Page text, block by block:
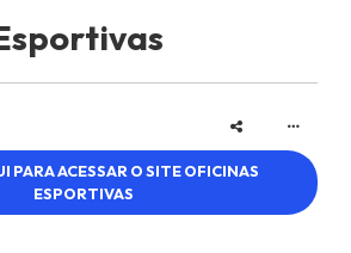
PARA ACESSAR O SITE OFICINAS
ESPORTIVAS